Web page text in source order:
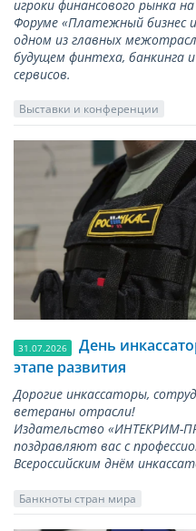
игроки финансового рынка
Форуме «Платежный бизнес
одном из главных
будущем финтеха, банкинга
сервисов.
Выставки и конференции
31.07.2026
День
этапе развития
Дорогие инкассаторы,
ветераны отрасли!
Издательство «ИНТЕКРИМ-
поздравляют вас с
Всероссийским днём
Банкноты стран мира